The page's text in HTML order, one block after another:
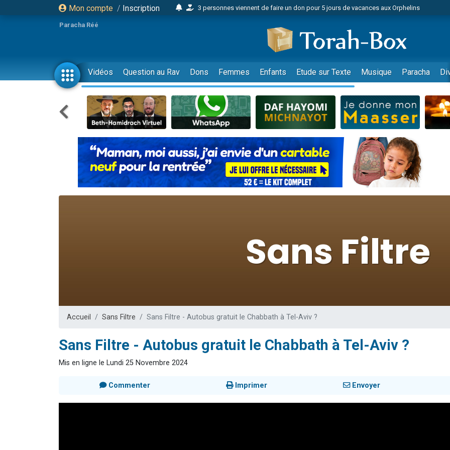
Mon compte / Inscription
3 personnes viennent de faire un don pour 5 jours de vacances aux Orphelins
2 personnes viennent de nous rejoindre sur WhatsApp
13 personnes viennent de demander une bénédiction
30 personnes viennent de faire un don pour Sauvez la jambe de Yohan
Il reste 49 places pour étudier en groupe sur Zoom
12 nouvelles musiques dans Torah-Box Music
3 personnes viennent de nous rejoindre sur WhatsApp
2 personnes viennent de nous rejoindre sur WhatsApp
2 nouvelles musiques dans Torah-Box Music
3 personnes viennent de nous rejoindre sur WhatsApp
8 personnes viennent de faire un don pour Tsédaka : pauvres d'Israel
Nouvelle émission radio : Visions de grandeur n°104 : Le Chabbath et le Birkat Hamazone
Nathaniel vient de donner son Maasser
4 personnes viennent de nous rejoindre sur WhatsApp
Paracha Réé
Vidéos Question au Rav Dons Femmes Enfants Etude sur Texte Musique Paracha
Accueil Sans Filtre Sans Filtre - Autobus gratuit le Chabbath à Tel-Aviv ?
Sans Filtre - Autobus gratuit le Chabbath à Tel-Aviv ?
Mis en ligne le Lundi 25 Novembre 2024
Commenter Imprimer Envoyer